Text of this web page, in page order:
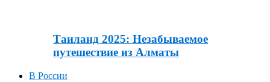
Таиланд 2025: Незабываемое
путешествие из Алматы
В России